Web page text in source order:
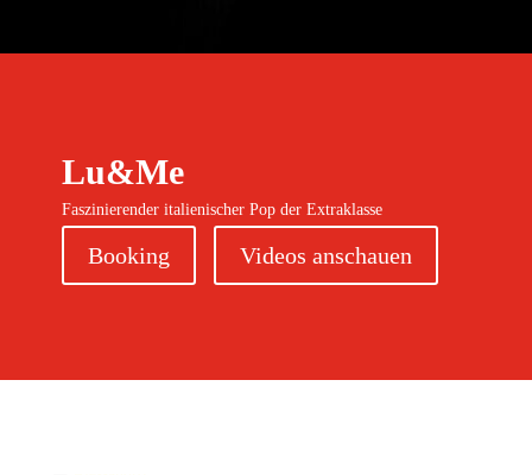
Lu&Me
Faszinierender italienischer Pop der Extraklasse
Booking Videos anschauen